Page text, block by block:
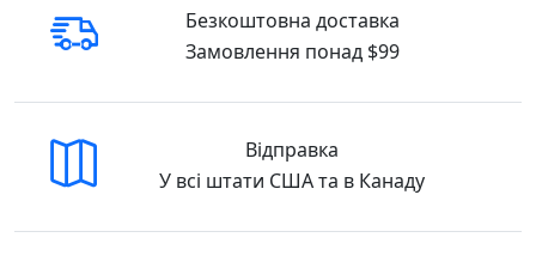
🇺🇸 Buy in the USA
🇨🇦 Buy in Canada
Безкоштовна доставка
Замовлення понад $99
Відправка
У всі штати США та в Канаду